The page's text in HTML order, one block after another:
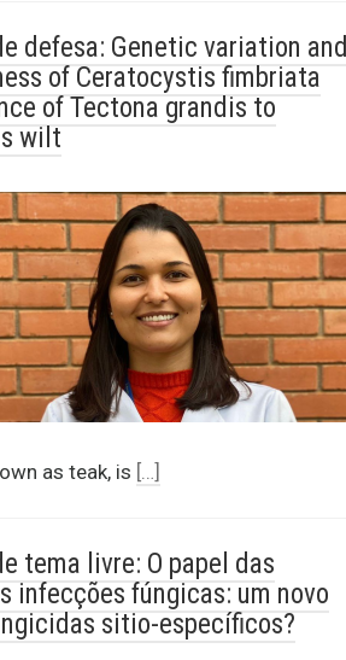
defesa: Genetic variation and
of Ceratocystis fimbriata
of Tectona grandis to
wilt
as teak, is […]
tema livre: O papel das
infecções fúngicas: um novo
sitio-específicos?